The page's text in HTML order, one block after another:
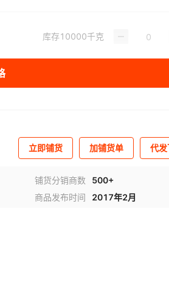
库存10000千克
立即铺货 加铺货单 代
铺货分销商数
500+
商品发布时间 2017年2月